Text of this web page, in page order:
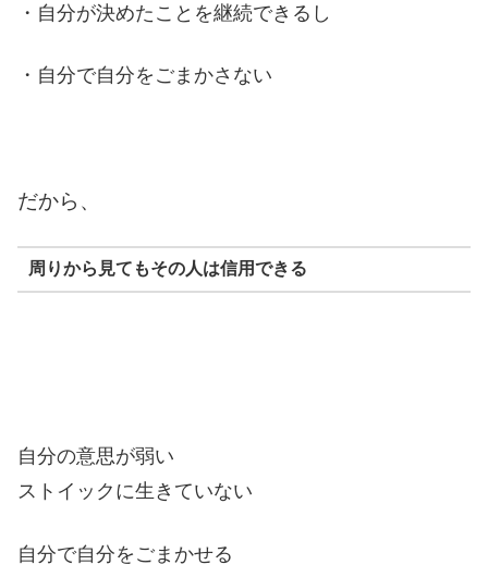
・自分が決めたことを継続できるし
・自分で自分をごまかさない
だから、
周りから見てもその人は信用できる
自分の意思が弱い
ストイックに生きていない
自分で自分をごまかせる